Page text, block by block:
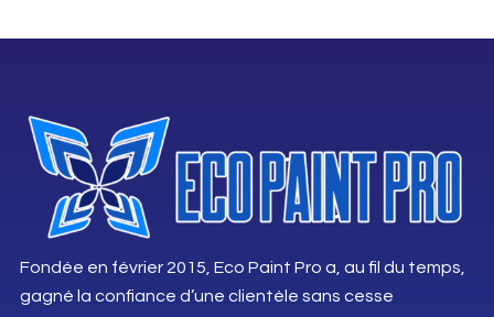
Fondée en février 2015, Eco Paint Pro a, au fil du temps,
gagné la confiance d’une clientèle sans cesse